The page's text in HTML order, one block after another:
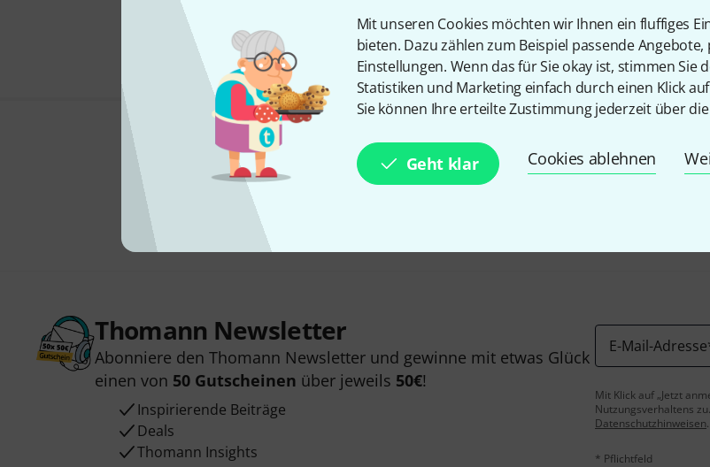
Mit unseren Cookies möchten wir Ihnen ein fluffiges
bieten. Dazu zählen zum Beispiel passende
Einstellungen. Wenn das für Sie okay ist, stimmen Sie
Statistiken und Marketing einfach durch einen Klick auf
Sie können Ihre erteilte Zustimmung jederzeit über
Geht klar Cookies ablehnen
Alle
Gefällt Ihnen, was Sie
Thomann Newsletter
Abonniere den Thomann Newsletter und gewinne mit etwas Glück
einen von 50 Gutscheinen über jeweils 50€!
Inspirierende Beiträge
Deals
Thomann Insights
E-Mail-Adresse
Mit Klick auf „Jetzt
Nutzungsverhaltens
Datenschutzhinweisen.
* Pflichtfeld